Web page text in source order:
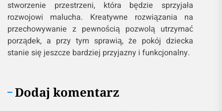
stworzenie przestrzeni, która będzie sprzyjała
rozwojowi malucha. Kreatywne rozwiązania na
przechowywanie z pewnością pozwolą utrzymać
porządek, a przy tym sprawią, że pokój dziecka
stanie się jeszcze bardziej przyjazny i funkcjonalny.
Dodaj komentarz